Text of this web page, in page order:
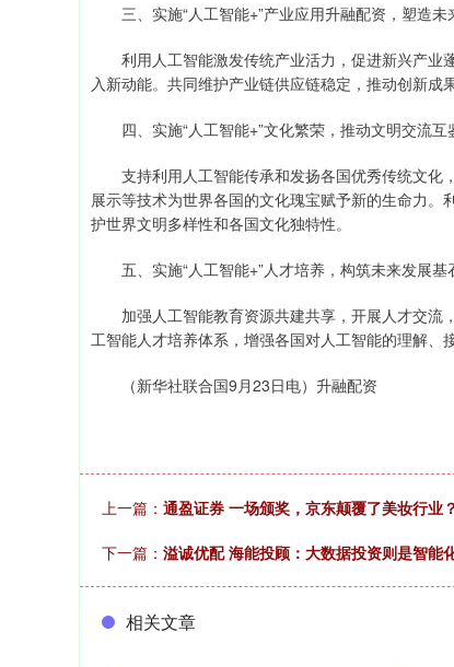
三、实施“人工智能+”产业应用升融配资，塑造未
利用人工智能激发传统产业活力，促进新兴产业
入新动能。共同维护产业链供应链稳定，推动创新成
四、实施“人工智能+”文化繁荣，推动文明交流互
支持利用人工智能传承和发扬各国优秀传统文化
展示等技术为世界各国的文化瑰宝赋予新的生命力
护世界文明多样性和各国文化独特性。
五、实施“人工智能+”人才培养，构筑未来发展基
加强人工智能教育资源共建共享，开展人才交流
工智能人才培养体系，增强各国对人工智能的理解、
（新华社联合国9月23日电）升融配资
上一篇： 通盈证券 一场颁奖，京东颠覆了美妆行业？
下一篇： 溢诚优配 海能投顾：大数据投资则是智能
相关文章